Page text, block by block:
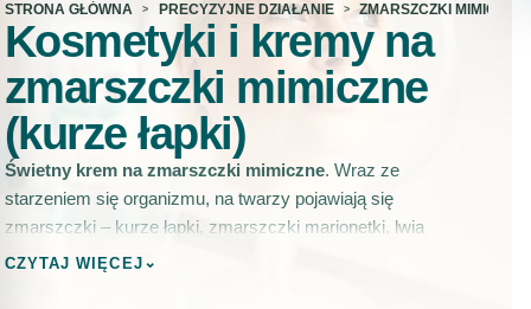
STRONA GŁÓWNA PRECYZYJNE DZIAŁANIE ZMARSZCZKI MIMICZNE
Kosmetyki i kremy na
zmarszczki mimiczne
(kurze łapki)
Świetny krem na zmarszczki mimiczne. Wraz ze
starzeniem się organizmu, na twarzy pojawiają się
zmarszczki ‒ kurze łapki, zmarszczki marionetki, lwia
zmarszczka i inne. Wystarczy jednak niewielki krok –
CZYTAJ WIĘCEJ ⌄